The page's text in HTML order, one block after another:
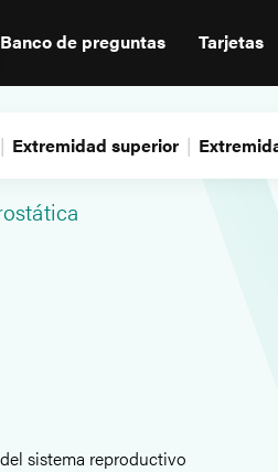
Banco de preguntas Tarjetas
Extremidad superior
sistema reproductivo